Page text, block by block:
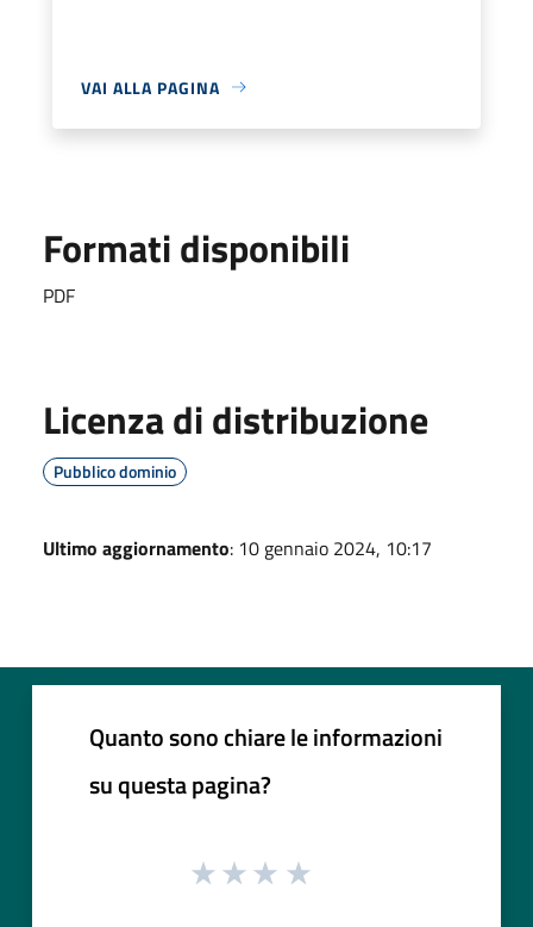
VAI ALLA PAGINA
Formati disponibili
PDF
Licenza di distribuzione
Pubblico dominio
Ultimo aggiornamento: 10 gennaio 2024, 10:17
Quanto sono chiare le informazioni
su questa pagina?